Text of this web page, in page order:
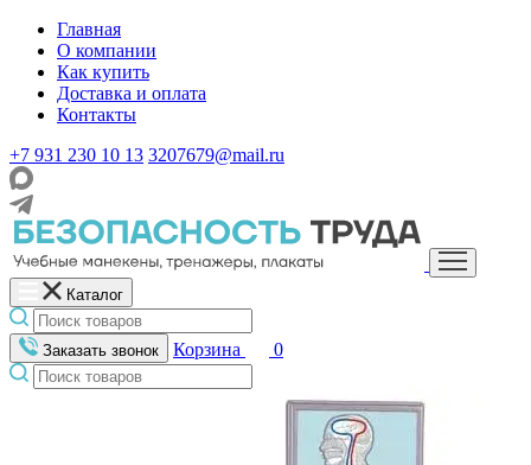
Главная
О компании
Как купить
Доставка и оплата
Контакты
+7 931 230 10 13 3207679@mail.ru
Каталог
Заказать звонок Корзина 0